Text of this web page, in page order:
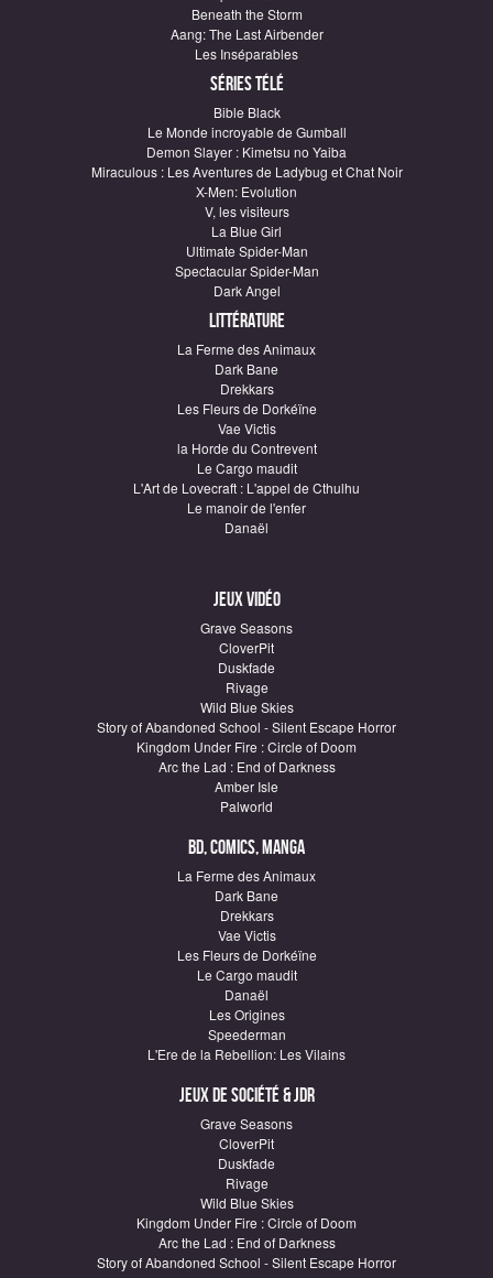
Beneath the Storm
Aang: The Last Airbender
Les Inséparables
Séries télé
Bible Black
Le Monde incroyable de Gumball
Demon Slayer : Kimetsu no Yaiba
Miraculous : Les Aventures de Ladybug et Chat Noir
X-Men: Evolution
V, les visiteurs
La Blue Girl
Ultimate Spider-Man
Spectacular Spider-Man
Dark Angel
Littérature
La Ferme des Animaux
Dark Bane
Drekkars
Les Fleurs de Dorkéïne
Vae Victis
la Horde du Contrevent
Le Cargo maudit
L'Art de Lovecraft : L'appel de Cthulhu
Le manoir de l'enfer
Danaël
Jeux vidéo
Grave Seasons
CloverPit
Duskfade
Rivage
Wild Blue Skies
Story of Abandoned School - Silent Escape Horror
Kingdom Under Fire : Circle of Doom
Arc the Lad : End of Darkness
Amber Isle
Palworld
BD, Comics, Manga
La Ferme des Animaux
Dark Bane
Drekkars
Vae Victis
Les Fleurs de Dorkéïne
Le Cargo maudit
Danaël
Les Origines
Speederman
L'Ere de la Rebellion: Les Vilains
Jeux de société & JDR
Grave Seasons
CloverPit
Duskfade
Rivage
Wild Blue Skies
Kingdom Under Fire : Circle of Doom
Arc the Lad : End of Darkness
Story of Abandoned School - Silent Escape Horror